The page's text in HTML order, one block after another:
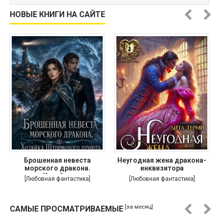
НОВЫЕ КНИГИ НА САЙТЕ
Брошенная невеста
морского дракона.
Хозяйка
[Любовная фантастика]
Неугодная жена дракона-
инквизитора
[Любовная фантастика]
САМЫЕ ПРОСМАТРИВАЕМЫЕ [за месяц]